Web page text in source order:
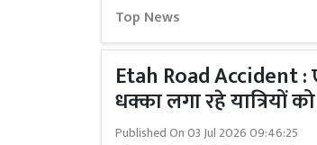
Top News
Etah Road Accident :
धक्का लगा रहे यात्रियों
Published On03 Jul 2026 09:46:25